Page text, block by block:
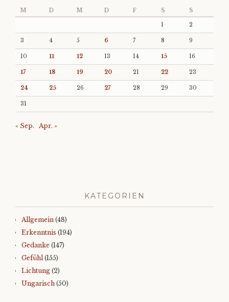
M D M D F S S
1 2
3 4 5 6 7 8 9
10 11 12 13 14 15 16
17 18 19 20 21 22 23
24 25 26 27 28 29 30
31
« Sep. Apr. »
KATEGORIEN
Allgemein (48)
Erkenntnis (194)
Gedanke (147)
Gefühl(155)
Lichtung (2)
Ungarisch (50)